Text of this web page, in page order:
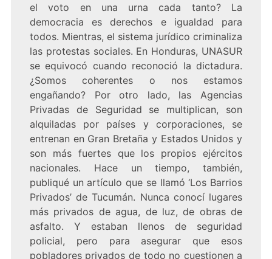
el voto en una urna cada tanto? La
democracia es derechos e igualdad para
todos. Mientras, el sistema jurídico criminaliza
las protestas sociales. En Honduras, UNASUR
se equivocó cuando reconoció la dictadura.
¿Somos coherentes o nos estamos
engañando? Por otro lado, las Agencias
Privadas de Seguridad se multiplican, son
alquiladas por países y corporaciones, se
entrenan en Gran Bretaña y Estados Unidos y
son más fuertes que los propios ejércitos
nacionales. Hace un tiempo, también,
publiqué un artículo que se llamó ‘Los Barrios
Privados’ de Tucumán. Nunca conocí lugares
más privados de agua, de luz, de obras de
asfalto. Y estaban llenos de seguridad
policial, pero para asegurar que esos
pobladores privados de todo no cuestionen a